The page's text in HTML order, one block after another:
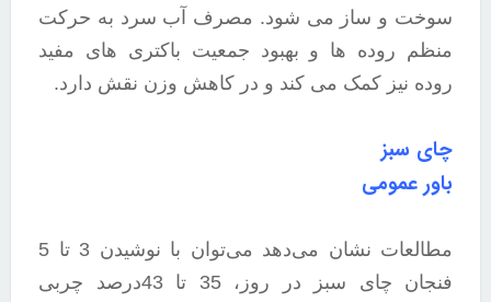
سوخت و ساز می شود. مصرف آب سرد به حرکت
منظم روده ها و بهبود جمعیت باکتری های مفید
روده نیز کمک می کند و در کاهش وزن نقش دارد.
چای سبز
باور عمومی
مطالعات نشان می‌دهد می‌توان با نوشیدن 3 تا 5
فنجان چای سبز در روز، 35 تا 43درصد چربی